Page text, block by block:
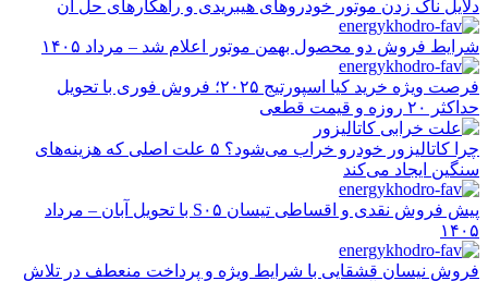
دلایل ناک زدن موتور خودروهای هیبریدی و راهکارهای حل آن
شرایط فروش دو محصول بهمن موتور اعلام شد – مرداد ۱۴۰۵
فرصت ویژه خرید کیا اسپورتیج ۲۰۲۵؛ فروش فوری با تحویل
حداکثر ۲۰ روزه و قیمت قطعی
چرا کاتالیزور خودرو خراب می‌شود؟ ۵ علت اصلی که هزینه‌های
سنگین ایجاد می‌کند
پیش فروش نقدی و اقساطی تیسان S۰۵ با تحویل آبان – مرداد
۱۴۰۵
فروش نیسان قشقایی با شرایط ویژه و پرداخت منعطف در تلاش